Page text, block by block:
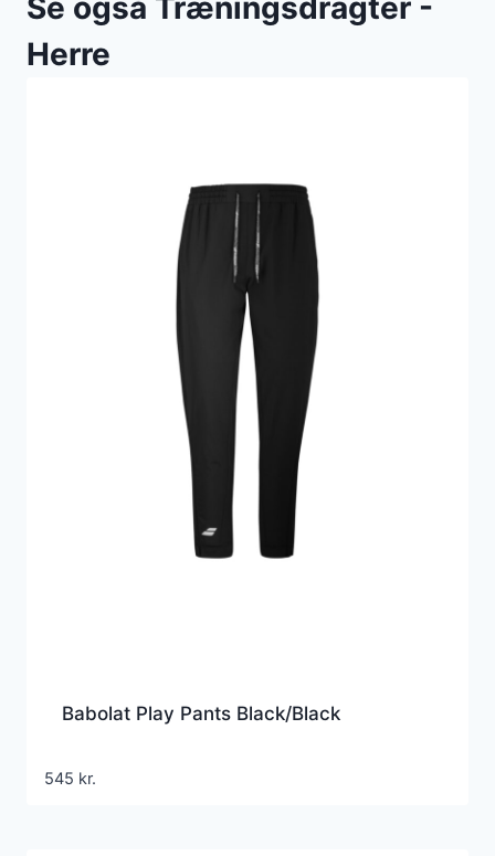
Herre
Babolat Play Pants Black/Black
545 kr.